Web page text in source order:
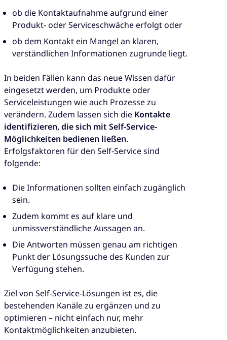
ob die Kontaktaufnahme aufgrund einer
Produkt- oder Serviceschwäche erfolgt oder
ob dem Kontakt ein Mangel an klaren,
verständlichen Informationen zugrunde liegt.
In beiden Fällen kann das neue Wissen dafür
eingesetzt werden, um Produkte oder
Serviceleistungen wie auch Prozesse zu
verändern. Zudem lassen sich die Kontakte
identifizieren, die sich mit Self-Service-
Möglichkeiten bedienen ließen.
Erfolgsfaktoren für den Self-Service sind
folgende:
Die Informationen sollten einfach zugänglich
sein.
Zudem kommt es auf klare und
unmissverständliche Aussagen an.
Die Antworten müssen genau am richtigen
Punkt der Lösungssuche des Kunden zur
Verfügung stehen.
Ziel von Self-Service-Lösungen ist es, die
bestehenden Kanäle zu ergänzen und zu
optimieren – nicht einfach nur, mehr
Kontaktmöglichkeiten anzubieten.